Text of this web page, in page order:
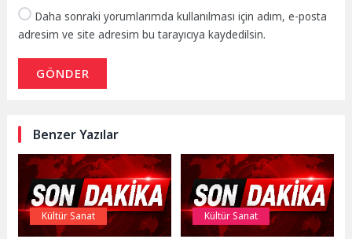
Daha sonraki yorumlarımda kullanılması için adım, e-posta
adresim ve site adresim bu tarayıcıya kaydedilsin.
GÖNDER
Benzer Yazılar
Kültür Sanat Kültür Sanat